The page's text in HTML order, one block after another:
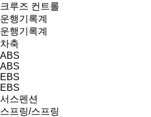
크루즈 컨트롤
운행기록계
운행기록계
차축
ABS
ABS
EBS
EBS
서스펜션
스프링/스프링